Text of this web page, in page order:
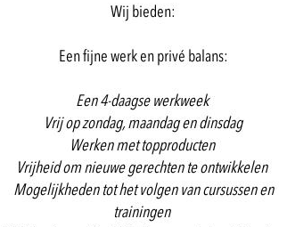
Wij bieden:
Een fijne werk en privé balans:
Een 4-daagse werkweek
Vrij op zondag, maandag en dinsdag
Werken met topproducten
Vrijheid om nieuwe gerechten te ontwikkelen
Mogelijkheden tot het volgen van cursussen en
trainingen